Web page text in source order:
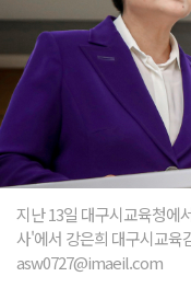
지난 13일 대구시교육청에
사'에서 강은희 대구시교육
asw0727@imaeil.com